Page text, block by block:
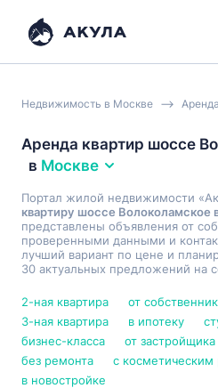
Недвижимость в Москве Аренда
Аренда квартир шоссе
в Москве
Портал жилой недвижимости
квартиру шоссе Волоколамское
представлены объявления от
проверенными данными и
лучший вариант по цене и
30 актуальных предложений на
2-ная квартира от
3-ная квартира
в ипотеку
бизнес-класса
от застройщика
без ремонта
с
в новостройке